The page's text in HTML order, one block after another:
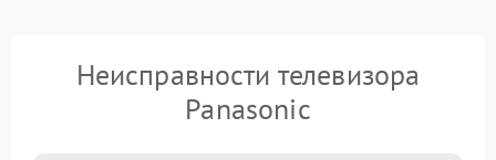
Неисправности телевизора
Panasonic